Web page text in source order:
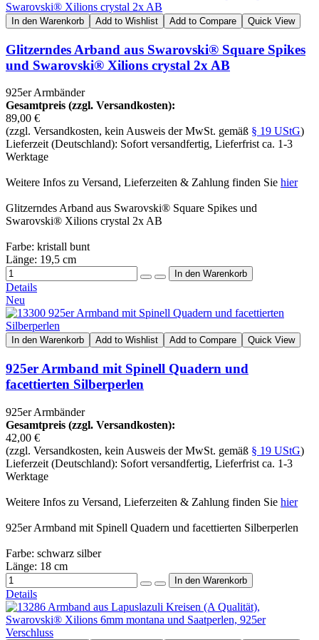
In den Warenkorb Add to Wishlist Add to Compare Quick View
Glitzerndes Arband aus Swarovski® Square Spikes
und Swarovski® Xilions crystal 2x AB
925er Armbänder
Gesamtpreis (zzgl. Versandkosten):
89,00 €
(zzgl. Versandkosten, kein Ausweis der MwSt. gemäß § 19 UStG)
Lieferzeit (Deutschland): Sofort versandfertig, Lieferfrist ca. 1-3
Werktage
Weitere Infos zu Versand, Lieferzeiten & Zahlung finden Sie hier
Glitzerndes Arband aus Swarovski® Square Spikes und
Swarovski® Xilions crystal 2x AB
Farbe: kristall bunt
Länge: 19,5 cm
Details
Neu
In den Warenkorb Add to Wishlist Add to Compare Quick View
925er Armband mit Spinell Quadern und
facettierten Silberperlen
925er Armbänder
Gesamtpreis (zzgl. Versandkosten):
42,00 €
(zzgl. Versandkosten, kein Ausweis der MwSt. gemäß § 19 UStG)
Lieferzeit (Deutschland): Sofort versandfertig, Lieferfrist ca. 1-3
Werktage
Weitere Infos zu Versand, Lieferzeiten & Zahlung finden Sie hier
925er Armband mit Spinell Quadern und facettierten Silberperlen
Farbe: schwarz silber
Länge: 18 cm
Details